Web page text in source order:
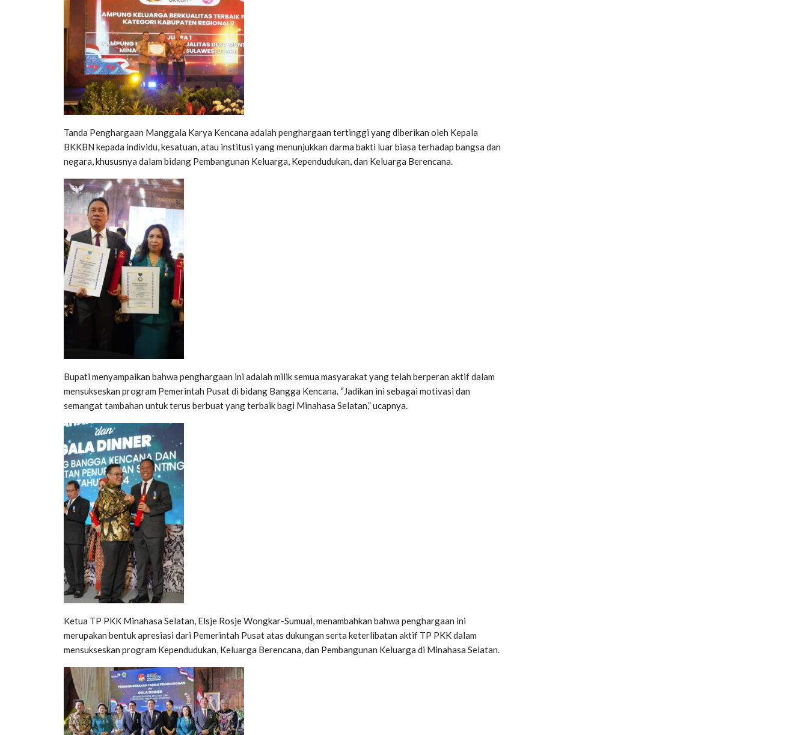
Tanda Penghargaan Manggala Karya Kencana adalah penghargaan tertinggi yang diberikan oleh Kepala
BKKBN kepada individu, kesatuan, atau institusi yang menunjukkan darma bakti luar biasa terhadap bangsa dan
negara, khususnya dalam bidang Pembangunan Keluarga, Kependudukan, dan Keluarga Berencana.
Bupati menyampaikan bahwa penghargaan ini adalah milik semua masyarakat yang telah berperan aktif dalam
mensukseskan program Pemerintah Pusat di bidang Bangga Kencana. “Jadikan ini sebagai motivasi dan
semangat tambahan untuk terus berbuat yang terbaik bagi Minahasa Selatan,” ucapnya.
Ketua TP PKK Minahasa Selatan, Elsje Rosje Wongkar-Sumual, menambahkan bahwa penghargaan ini
merupakan bentuk apresiasi dari Pemerintah Pusat atas dukungan serta keterlibatan aktif TP PKK dalam
mensukseskan program Kependudukan, Keluarga Berencana, dan Pembangunan Keluarga di Minahasa Selatan.